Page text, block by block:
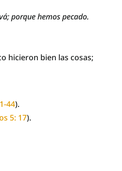
porque hemos pecado.
hicieron bien las cosas;
44).
5: 17).